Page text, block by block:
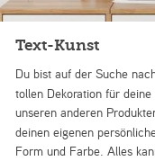
Text-Kunst
Du bist auf der Suche
tollen Dekoration für
unseren anderen
deinen eigenen
Form und Farbe. Alles